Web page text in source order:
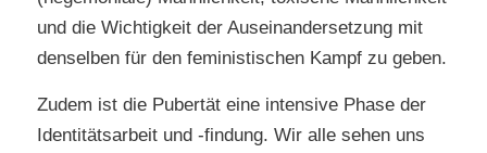
und die Wichtigkeit der Auseinandersetzung mit
denselben für den feministischen Kampf zu geben.
Zudem ist die Pubertät eine intensive Phase der
Identitätsarbeit und -findung. Wir alle sehen uns